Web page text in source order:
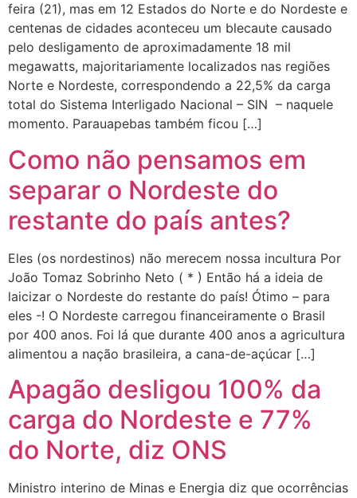
feira (21), mas em 12 Estados do Norte e do Nordeste e
centenas de cidades aconteceu um blecaute causado
pelo desligamento de aproximadamente 18 mil
megawatts, majoritariamente localizados nas regiões
Norte e Nordeste, correspondendo a 22,5% da carga
total do Sistema Interligado Nacional – SIN – naquele
momento. Parauapebas também ficou […]
Como não pensamos em
separar o Nordeste do
restante do país antes?
Eles (os nordestinos) não merecem nossa incultura Por
João Tomaz Sobrinho Neto ( * ) Então há a ideia de
laicizar o Nordeste do restante do país! Ótimo – para
eles -! O Nordeste carregou financeiramente o Brasil
por 400 anos. Foi lá que durante 400 anos a agricultura
alimentou a nação brasileira, a cana-de-açúcar […]
Apagão desligou 100% da
carga do Nordeste e 77%
do Norte, diz ONS
Ministro interino de Minas e Energia diz que ocorrências